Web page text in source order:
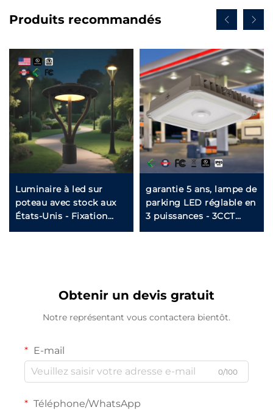
Produits recommandés
Luminaire à led sur
poteau avec stock aux
États-Unis - Fixation
30W-90W en
garantie 5 ans, lampe de
parking LED réglable en
3 puissances - 3CCT
réglable (3500K~5000K)
Obtenir un devis gratuit
Notre représentant vous contactera bientôt.
E-mail
0/100
Téléphone/WhatsApp